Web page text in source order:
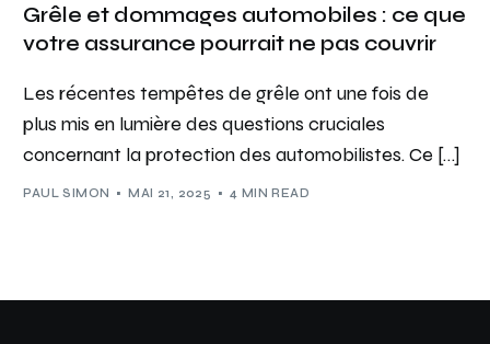
Grêle et dommages automobiles : ce que
votre assurance pourrait ne pas couvrir
Les récentes tempêtes de grêle ont une fois de
plus mis en lumière des questions cruciales
concernant la protection des automobilistes. Ce […]
PAUL SIMON MAI 21, 2025 4 MIN READ